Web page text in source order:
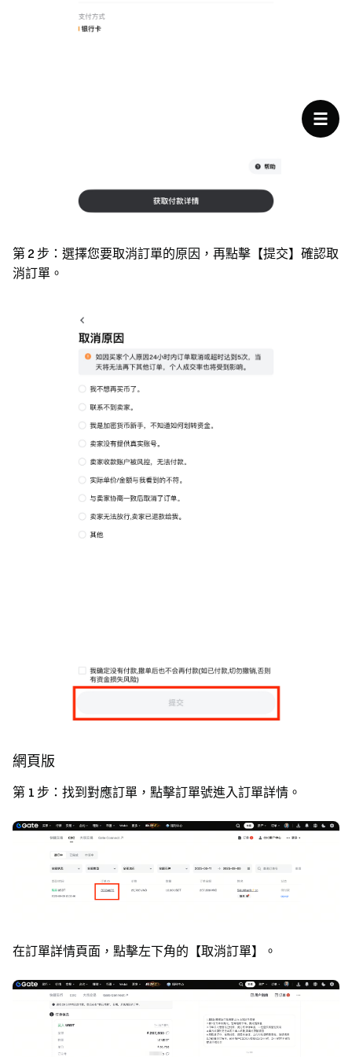
第 2 步： 選擇您要取消訂單的原因，再點擊【提交】確認取
消訂單。
網頁版
第 1 步： 找到對應訂單，點擊訂單號進入訂單詳情。
在訂單詳情頁面，點擊左下角的【取消訂單】。